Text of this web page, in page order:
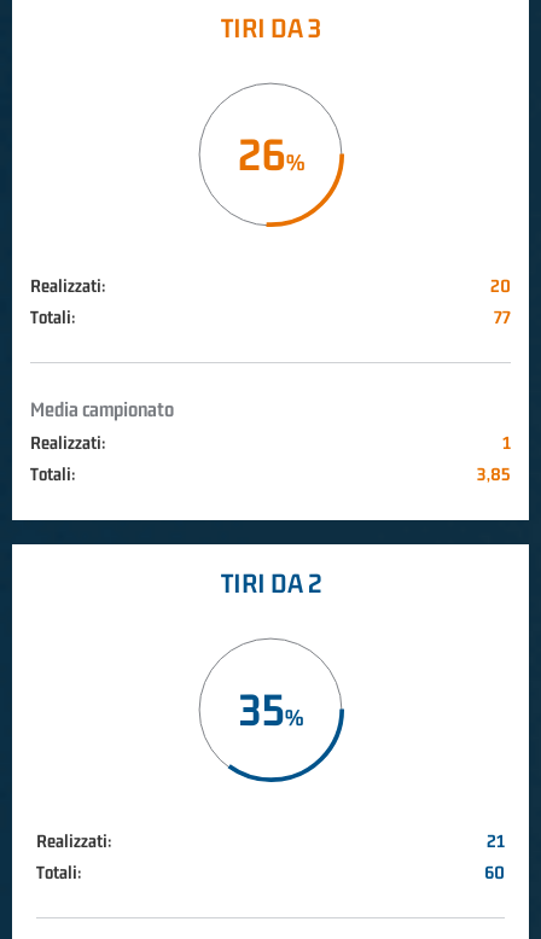
TIRI DA 3
26
Realizzati:
20
Totali:
77
Media campionato
Realizzati:
1
Totali:
3,85
TIRI DA 2
35
Realizzati:
21
Totali:
60